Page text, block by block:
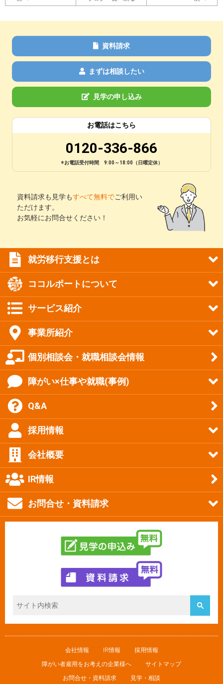
資料請求
まずは相談したい
見学の申し込み
お電話はこちら
0120-336-866
※お電話受付時間 9:00～18:00（日曜定休）
資料請求も見学もすべて無料でご利用い
ただけます。
お気軽にお問合せください！
就労移行支援とは
ココルポートについて
サービス紹介
事業所紹介
個別相談会・就職相談会情報
障がい×仕事や就職(事例)
Q&A
採用情報
会社概要
IR情報
お問合せ・資料請求
会社情報 IR情報
採用情報
障がい者雇用をお考えの企業様へ
サイトマップ
お問合せ・資料請求
見学・相談